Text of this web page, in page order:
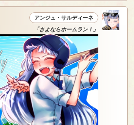
アンジュ・サルディーネ
「さよならホームラン！」